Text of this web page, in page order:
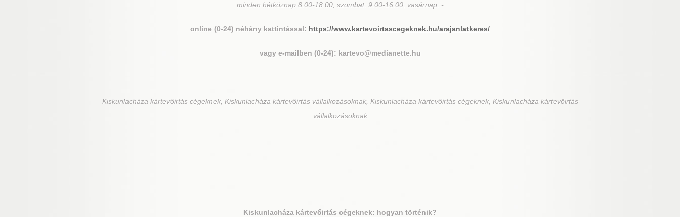
minden hétköznap 8:00-18:00, szombat: 9:00-16:00, vasárnap: -
online (0-24) néhány kattintással: https://www.kartevoirtascegeknek.hu/arajanlatkeres/
vagy e-mailben (0-24): kartevo@medianette.hu
Kiskunlacháza kártevőirtás cégeknek, Kiskunlacháza kártevőirtás vállalkozásoknak, Kiskunlacháza kártevőirtás cégeknek, Kiskunlacháza kártevőirtás
vállalkozásoknak
Kiskunlacháza kártevőirtás cégeknek: hogyan történik?